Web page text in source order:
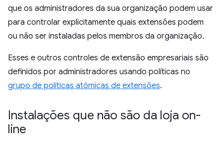
que os administradores da sua organização podem usar
para controlar explicitamente quais extensões podem
ou não ser instaladas pelos membros da organização.
Esses e outros controles de extensão empresariais são
definidos por administradores usando políticas no
grupo de políticas atômicas de extensões.
Instalações que não são da loja on-
line